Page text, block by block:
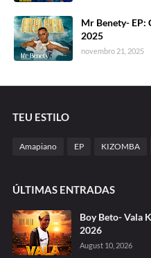
Mr Benety- EP:
2025
novembro 21, 2025
TEU ESTILO
Amapiano EP KIZOMBA
ÚLTIMAS ENTRADAS
Boy Beto- Vala
2026
August 10, 2026